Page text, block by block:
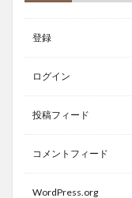
登録
ログイン
投稿フィード
コメントフィード
WordPress.org